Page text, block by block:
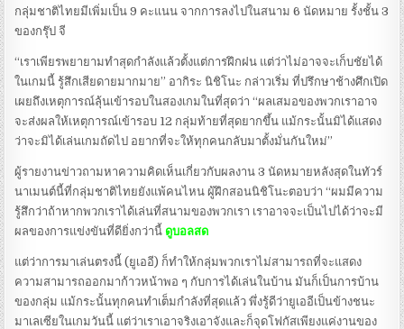
กลุ่มชาติไทยมีเพิ่มเป็น 9 คะแนน จากการลงไปในสนาม 6 นัดหมาย รั้งชั้น 3
ของกรุ๊ป จี
“เราเพียรพยายามทำสุดกำลังแล้วตั้งแต่การฝึกฝน แต่ว่าไม่อาจจะเก็บชัยได้
ในเกมนี้ รู้สึกเสียดายมากมาย” อากิระ นิชิโนะ กล่าวเริ่ม ที่ปรึกษาช้างศึกเปิด
เผยถึงเหตุการณ์ลุ้นเข้ารอบในสองเกมในที่สุดว่า “ผลเสมอของพวกเราอาจ
จะส่งผลให้เหตุการณ์เข้ารอบ 12 กลุ่มท้ายที่สุดยากขึ้น แม้กระนั้นมิได้แสดง
ว่าจะมิได้เล่นเกมถัดไป อยากที่จะให้ทุกคนกลับมาตั้งมั่นกันใหม่”
ผู้รายงานข่าวถามหาความคิดเห็นเกี่ยวกับผลงาน 3 นัดหมายหลังสุดในทัวร์
นาเมนต์นี้ที่กลุ่มชาติไทยยังแพ้คนไหน ผู้ฝึกสอนนิชิโนะตอบว่า “ผมมีความ
รู้สึกว่าถ้าหากพวกเราได้เล่นที่สนามของพวกเรา เราอาจจะเป็นไปได้ว่าจะมี
ผลของการแข่งขันที่ดียิ่งกว่านี้ ดูบอลสด
แต่ว่าการมาเล่นตรงนี้ (ยูเออี) ก็ทำให้กลุ่มพวกเราไม่สามารถที่จะแสดง
ความสามารถออกมาก้าวหน้าพอ ๆ กับการได้เล่นในบ้าน มันก็เป็นการบ้าน
ของกลุ่ม แม้กระนั้นทุกคนทำเต็มกำลังที่สุดแล้ว พึ่งรู้ดีว่ายูเออีเป็นข้างชนะ
มาเลเซียในเกมวันนี้ แต่ว่าเราเอาจริงเอาจังและก็จุดโฟกัสเพียงแค่งานของ